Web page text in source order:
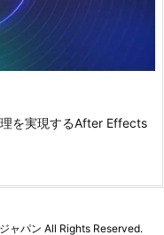
を実現するAfter Effects
ャパン All Rights Reserved.